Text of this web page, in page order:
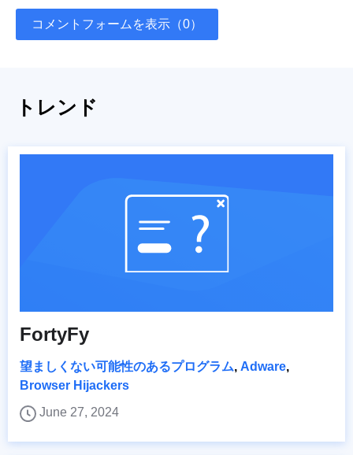
コメントフォームを表示（0）
トレンド
FortyFy
望ましくない可能性のあるプログラム, Adware,
Browser Hijackers
June 27, 2024